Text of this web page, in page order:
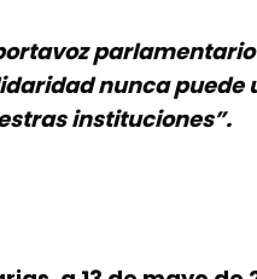
nunca puede
instituciones”.